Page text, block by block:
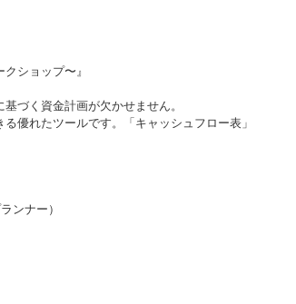
ップ〜』
づく資金計画が欠かせません。
優れたツールです。「キャッシュフロー表」
ンナー）